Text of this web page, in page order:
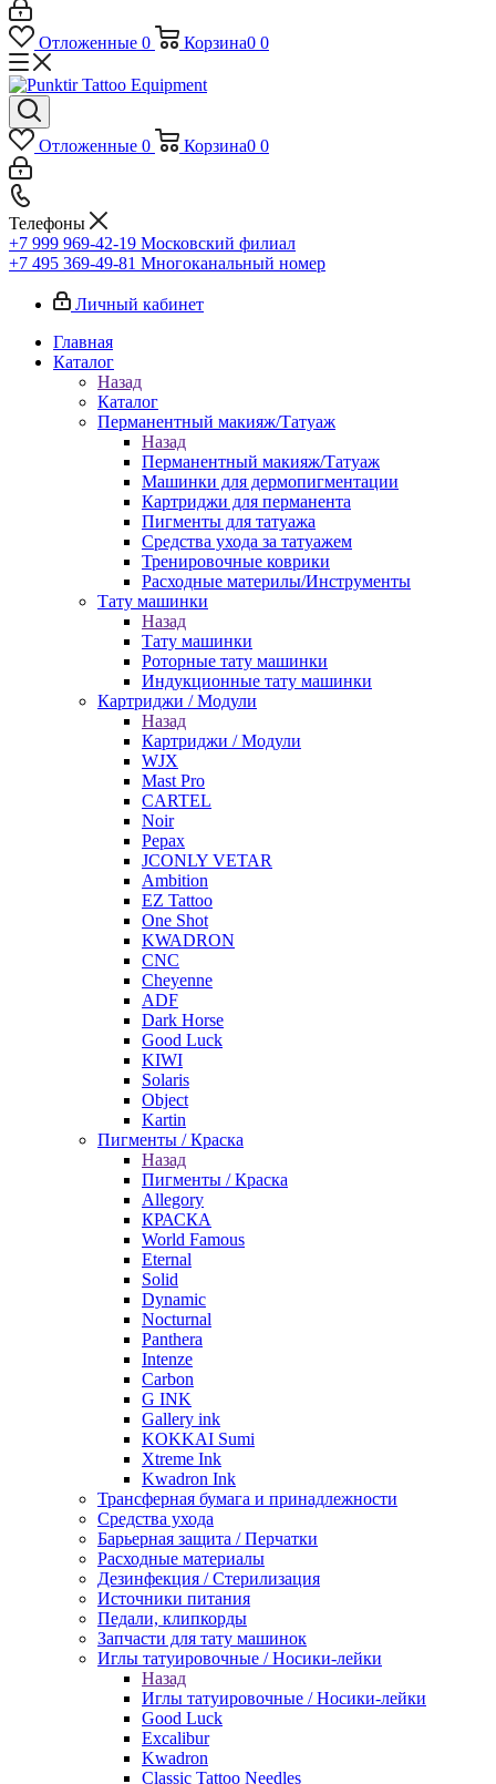
Отложенные 0 Корзина0 0
Отложенные 0 Корзина0 0
Телефоны
+7 999 969-42-19 Московский филиал
+7 495 369-49-81 Многоканальный номер
Личный кабинет
Главная
Каталог
Назад
Каталог
Перманентный макияж/Татуаж
Назад
Перманентный макияж/Татуаж
Машинки для дермопигментации
Картриджи для перманента
Пигменты для татуажа
Средства ухода за татуажем
Тренировочные коврики
Расходные материлы/Инструменты
Тату машинки
Назад
Тату машинки
Роторные тату машинки
Индукционные тату машинки
Картриджи / Модули
Назад
Картриджи / Модули
WJX
Mast Pro
CARTEL
Noir
Pepax
JCONLY VETAR
Ambition
EZ Tattoo
One Shot
KWADRON
CNC
Cheyenne
ADF
Dark Horse
Good Luck
KIWI
Solaris
Object
Kartin
Пигменты / Краска
Назад
Пигменты / Краска
Allegory
КРАСКА
World Famous
Eternal
Solid
Dynamic
Nocturnal
Panthera
Intenze
Carbon
G INK
Gallery ink
KOKKAI Sumi
Xtreme Ink
Kwadron Ink
Трансферная бумага и принадлежности
Средства ухода
Барьерная защита / Перчатки
Расходные материалы
Дезинфекция / Стерилизация
Источники питания
Педали, клипкорды
Запчасти для тату машинок
Иглы татуировочные / Носики-лейки
Назад
Иглы татуировочные / Носики-лейки
Good Luck
Excalibur
Kwadron
Classic Tattoo Needles